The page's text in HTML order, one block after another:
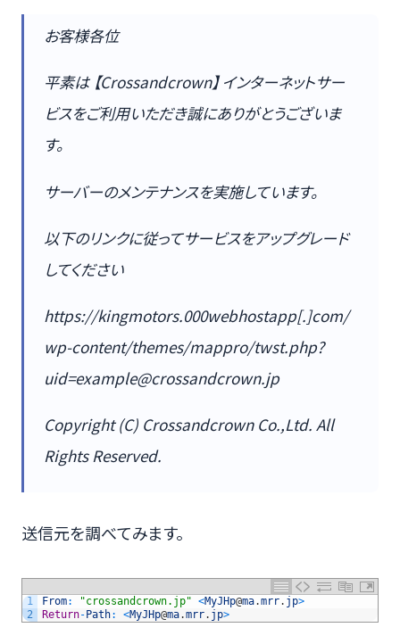
お客様各位
平素は 【Crossandcrown】 インターネットサー
ビスをご利用いただき誠にありがとうございま
す。
サーバーのメンテナンスを実施しています。
以下のリンクに従ってサービスをアップグレード
してください
https://kingmotors.000webhostapp[.]com/
wp-content/themes/mappro/twst.php?
uid=example@crossandcrown.jp
Copyright (C) Crossandcrown Co.,Ltd. All
Rights Reserved.
送信元を調べてみます。
1
2
From: "crossandcrown.jp" <MyJHp@ma.mrr. jp>
Return-Path: <MyJHp@ma.mrr. jp>